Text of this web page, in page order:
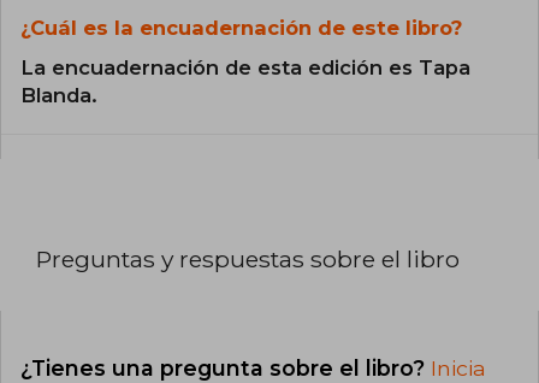
¿Cuál es la encuadernación de este libro?
La encuadernación de esta edición es Tapa
Blanda.
Preguntas y respuestas sobre el libro
¿Tienes una pregunta sobre el libro? Inicia